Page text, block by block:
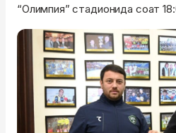
“Олимпия” стадионида соат